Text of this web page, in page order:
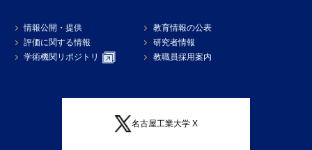
情報公開・提供
教育情報の公表
評価に関する情報
研究者情報
学術機関リポジトリ
教職員採用案内
名古屋工業大学 X